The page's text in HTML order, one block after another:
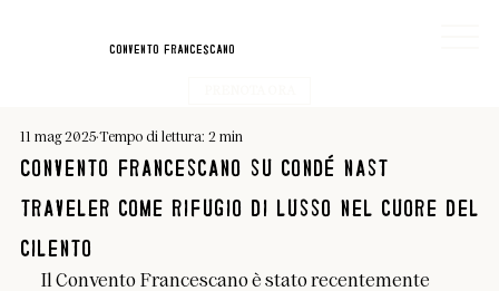
convento franceScano
Convento francescano su condé nast
traveler come rifugio di lusso nel cuore del
cilento
11 mag 2025 Tempo di lettura: 2 min
Il Convento Francescano è stato recentemente